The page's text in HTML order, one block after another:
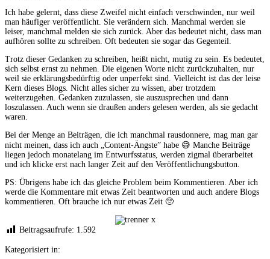
Ich habe gelernt, dass diese Zweifel nicht einfach verschwinden, nur weil
man häufiger veröffentlicht. Sie verändern sich. Manchmal werden sie
leiser, manchmal melden sie sich zurück. Aber das bedeutet nicht, dass man
aufhören sollte zu schreiben. Oft bedeuten sie sogar das Gegenteil.
Trotz dieser Gedanken zu schreiben, heißt nicht, mutig zu sein. Es bedeutet,
sich selbst ernst zu nehmen. Die eigenen Worte nicht zurückzuhalten, nur
weil sie erklärungsbedürftig oder unperfekt sind. Vielleicht ist das der leise
Kern dieses Blogs. Nicht alles sicher zu wissen, aber trotzdem
weiterzugehen. Gedanken zuzulassen, sie auszusprechen und dann
loszulassen. Auch wenn sie draußen anders gelesen werden, als sie gedacht
waren.
Bei der Menge an Beiträgen, die ich manchmal rausdonnere, mag man gar
nicht meinen, dass ich auch „Content-Ängste” habe 😅 Manche Beiträge
liegen jedoch monatelang im Entwurfsstatus, werden zigmal überarbeitet
und ich klicke erst nach langer Zeit auf den Veröffentlichungsbutton.
PS: Übrigens habe ich das gleiche Problem beim Kommentieren. Aber ich
werde die Kommentare mit etwas Zeit beantworten und auch andere Blogs
kommentieren. Oft brauche ich nur etwas Zeit 🥺
Beitragsaufrufe: 1.592
Kategorisiert in: